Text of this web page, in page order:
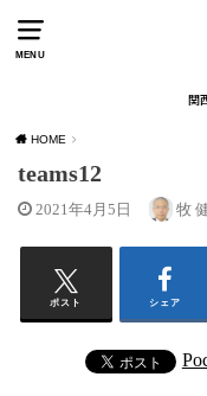
MENU
関
HOME
teams12
2021年4月5日 牧
ポスト シェア